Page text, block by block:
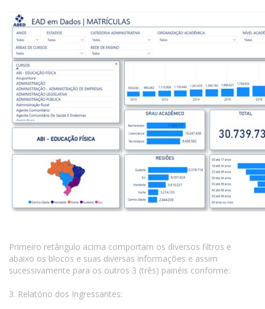
Primeiro retângulo acima comportam os diversos filtros e
abaixo os blocos e suas diversas informações e assim
sucessivamente para os outros 3 (três) painéis conforme:
3. Relatório dos Ingressantes: